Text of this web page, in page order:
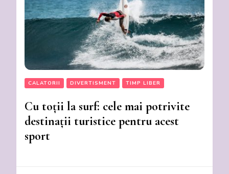
CALATORII DIVERTISMENT TIMP LIBER
Cu toții la surf: cele mai potrivite
destinații turistice pentru acest
sport